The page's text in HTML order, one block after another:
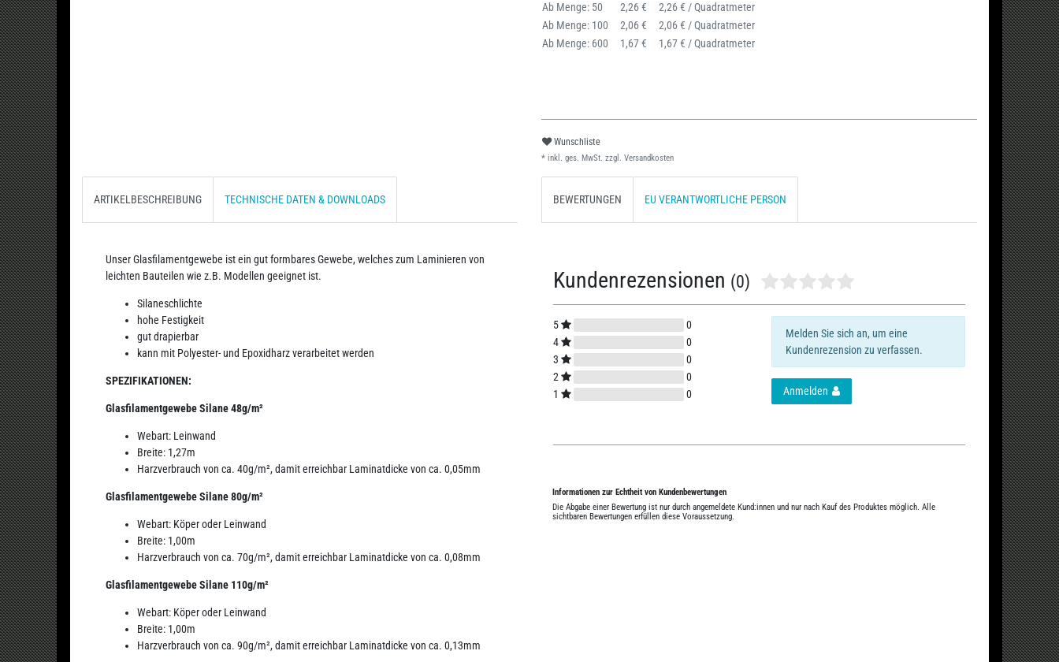
Ab Menge: 50
2,26 €
2,26 € / Quadratmeter
Ab Menge: 100
2,06 €
2,06 € / Quadratmeter
Ab Menge: 600
1,67 € 1,67 € / Quadratmeter
Wunschliste
* inkl. ges. MwSt. zzgl. Versandkosten
ARTIKELBESCHREIBUNG TECHNISCHE DATEN & DOWNLOADS
Unser Glasfilamentgewebe ist ein gut formbares Gewebe, welches zum Laminieren von
leichten Bauteilen wie z.B. Modellen geeignet ist.
Silaneschlichte
hohe Festigkeit
gut drapierbar
kann mit Polyester- und Epoxidharz verarbeitet werden
SPEZIFIKATIONEN:
Glasfilamentgewebe Silane 48g/m²
Webart: Leinwand
Breite: 1,27m
Harzverbrauch von ca. 40g/m², damit erreichbar Laminatdicke von ca. 0,05mm
Glasfilamentgewebe Silane 80g/m²
Webart: Köper oder Leinwand
Breite: 1,00m
Harzverbrauch von ca. 70g/m², damit erreichbar Laminatdicke von ca. 0,08mm
Glasfilamentgewebe Silane 110g/m²
Webart: Köper oder Leinwand
Breite: 1,00m
Harzverbrauch von ca. 90g/m², damit erreichbar Laminatdicke von ca. 0,13mm
BEWERTUNGEN EU VERANTWORTLICHE PERSON
Kundenrezensionen (0)
5
0
4
0
3
0
2
0
1
0
Melden Sie sich an, um eine
Kundenrezension zu verfassen.
Anmelden
Informationen zur Echtheit von Kundenbewertungen
Die Abgabe einer Bewertung ist nur durch angemeldete Kund:innen und nur nach Kauf des Produktes möglich. Alle
sichtbaren Bewertungen erfüllen diese Voraussetzung.